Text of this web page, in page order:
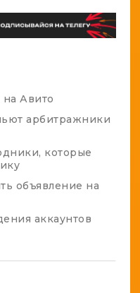
на Авито
арбитражники
которые
объявление на
аккаунтов